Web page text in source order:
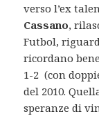
verso l’ex
Cassano,
Futbol,
ricordano
1-2 (con
del 2010.
speranze di